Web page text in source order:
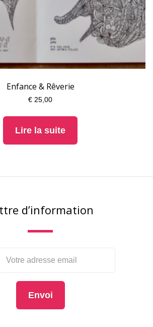
Enfance & Rêverie
€ 25,00
Lire la suite
d’information